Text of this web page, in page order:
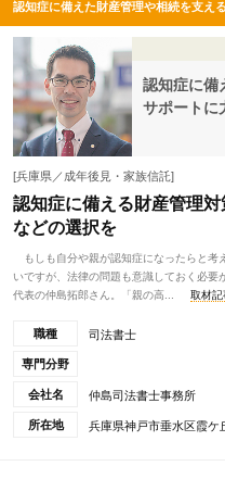
認知症に備えた財産管理や相続を支え
認知症に備
サポートに
[兵庫県／成年後見・家族信託]
認知症に備える財産管理
などの選択を
もしも自分や親が認知症になったらと考
いですが、法律の問題も意識しておく必要
代表の仲島拓郎さん。「親の高...
取材
職種 司法書士
専門分野
会社名 仲島司法書士事務所
所在地 兵庫県神戸市垂水区霞ケ